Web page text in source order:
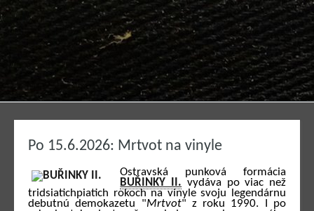
Po 15.6.2026: Mrtvot na vinyle
Ostravská punková formácia
BUŘINKY II. vydáva po viac než
tridsiatichpiatich rokoch na vinyle svoju legendárnu
debutnú demokazetu "Mrtvot" z roku 1990. I po